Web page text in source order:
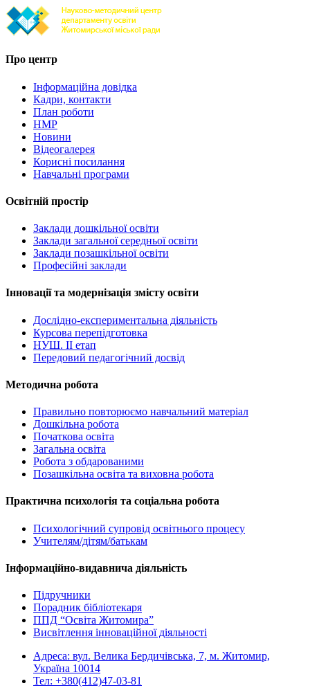
Про центр
Інформаційна довідка
Кадри, контакти
План роботи
НМР
Новини
Відеогалерея
Корисні посилання
Навчальні програми
Освітній простір
Заклади дошкільної освіти
Заклади загальної середньої освіти
Заклади позашкільної освіти
Професійні заклади
Інновації та модернізація змісту освіти
Дослідно-експериментальна діяльність
Курсова перепідготовка
НУШ. ІІ етап
Передовий педагогічний досвід
Методична робота
Правильно повторюємо навчальний матеріал
Дошкільна робота
Початкова освіта
Загальна освіта
Робота з обдарованими
Позашкільна освіта та виховна робота
Практична психологія та соціальна робота
Психологічний супровід освітнього процесу
Учителям/дітям/батькам
Інформаційно-видавнича діяльність
Підручники
Порадник бібліотекаря
ППД “Освіта Житомира”
Висвітлення інноваційної діяльності
Адреса: вул. Велика Бердичівська, 7, м. Житомир,
Україна 10014
Тел: +380(412)47-03-81